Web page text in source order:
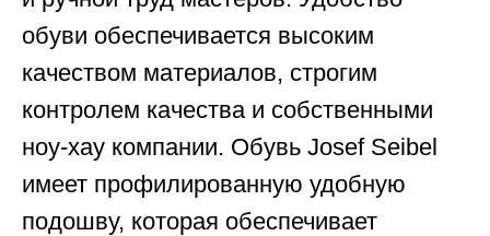
обуви обеспечивается высоким
качеством материалов, строгим
контролем качества и собственными
ноу-хау компании. Обувь Josef Seibel
имеет профилированную удобную
подошву, которая обеспечивает